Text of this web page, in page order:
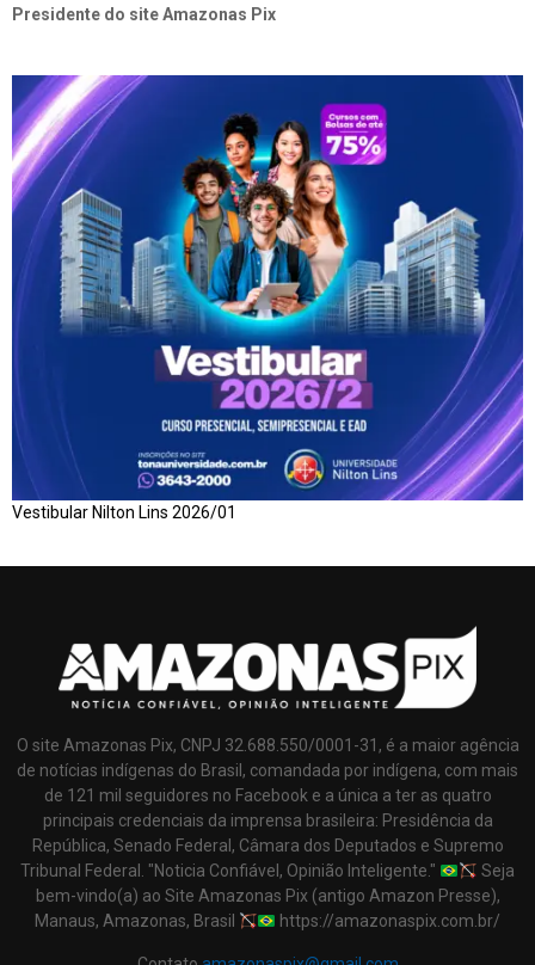
Presidente do site Amazonas Pix
Vestibular Nilton Lins 2026/01
O site Amazonas Pix, CNPJ 32.688.550/0001-31, é a maior agência
de notícias indígenas do Brasil, comandada por indígena, com mais
de 121 mil seguidores no Facebook e a única a ter as quatro
principais credenciais da imprensa brasileira: Presidência da
República, Senado Federal, Câmara dos Deputados e Supremo
Tribunal Federal. "Noticia Confiável, Opinião Inteligente."
Seja
bem-vindo(a) ao Site Amazonas Pix (antigo Amazon Presse),
Manaus, Amazonas, Brasil
https://amazonaspix.com.br/